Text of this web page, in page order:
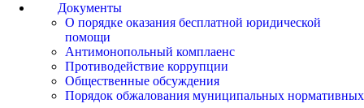
Документы
О порядке оказания бесплатной юридической
помощи
Антимонопольный комплаенс
Противодействие коррупции
Общественные обсуждения
Порядок обжалования муниципальных нормативных